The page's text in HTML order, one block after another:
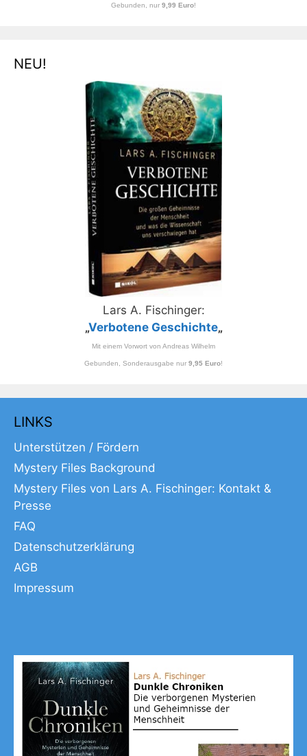
Gebunden, nur 9,99 Euro!
NEU!
Lars A. Fischinger:
„Verbotene Geschichte„
Mit einem Vorwort von Andreas Wilhelm
Gebunden, Sonderausgabe nur 9,95 Euro!
LINKS
Unterstützen / Fördern
Mystery Files Background
Mystery Files von Lars A. Fischinger: Kontakt &
Presse
FAQ
Datenschutzerklärung
AGB
Impressum